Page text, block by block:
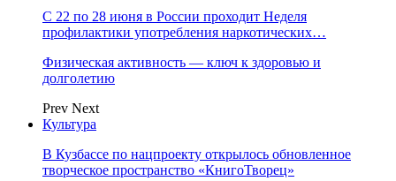
С 22 по 28 июня в России проходит Неделя
профилактики употребления наркотических…
Физическая активность — ключ к здоровью и
долголетию
Prev Next
Культура
В Кузбассе по нацпроекту открылось обновленное
творческое пространство «КнигоТворец»